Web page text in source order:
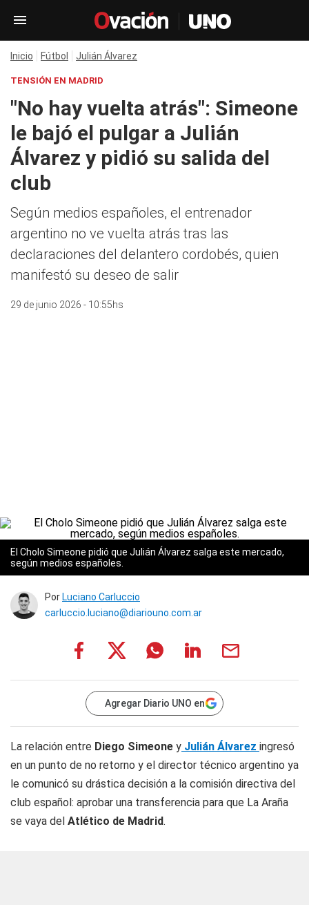
Inicio Fútbol Julián Álvarez
TENSIÓN EN MADRID
"No hay vuelta atrás": Simeone
le bajó el pulgar a Julián
Álvarez y pidió su salida del
club
Según medios españoles, el entrenador
argentino no ve vuelta atrás tras las
declaraciones del delantero cordobés, quien
manifestó su deseo de salir
29 de junio 2026 - 10:55hs
El Cholo Simeone pidió que Julián Álvarez salga este mercado,
según medios españoles.
Por Luciano Carluccio
carluccio.luciano@diariouno.com.ar
Agregar Diario UNO en
La relación entre Diego Simeone y Julián Álvarez ingresó
en un punto de no retorno y el director técnico argentino ya
le comunicó su drástica decisión a la comisión directiva del
club español: aprobar una transferencia para que La Araña
se vaya del Atlético de Madrid.